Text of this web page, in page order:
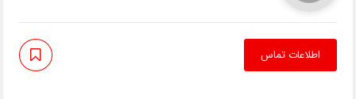
اطلاعات تماس